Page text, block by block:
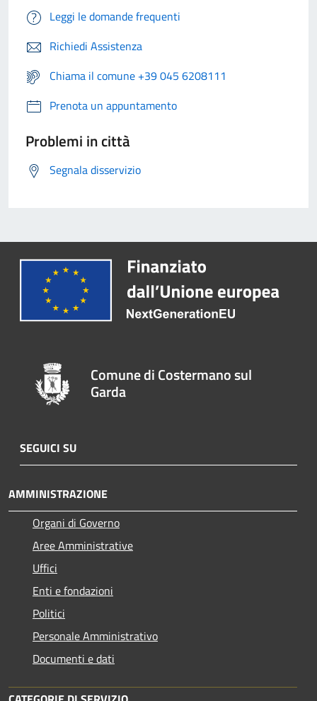
Leggi le domande frequenti
Richiedi Assistenza
Chiama il comune +39 045 6208111
Prenota un appuntamento
Problemi in città
Segnala disservizio
Comune di Costermano sul
Garda
SEGUICI SU
AMMINISTRAZIONE
Organi di Governo
Aree Amministrative
Uffici
Enti e fondazioni
Politici
Personale Amministrativo
Documenti e dati